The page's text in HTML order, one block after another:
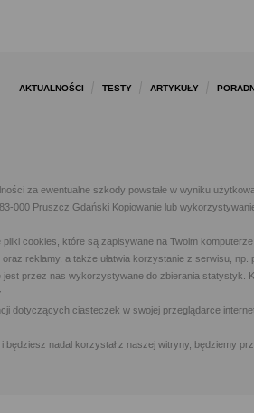
AKTUALNOŚCI TESTY ARTYKUŁY
za ewentualne szkody powstałe w wyniku
000 Pruszcz Gdański Kopiowanie lub
cookies, które są zapisywane na Twoim
reklamy, a także ułatwia korzystanie z serwisu,
jest przez nas wykorzystywane do zbierania statystyk.
dotyczących ciasteczek w swojej przeglądarce
będziesz nadal korzystał z naszej witryny, będziemy